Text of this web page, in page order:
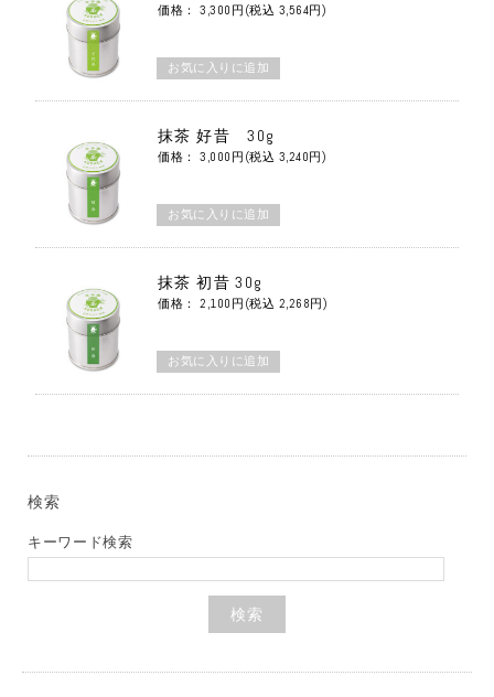
価格： 3,300円(税込 3,564円)
抹茶 好昔 30g
価格： 3,000円(税込 3,240円)
抹茶 初昔 30g
価格： 2,100円(税込 2,268円)
検索
キーワード検索